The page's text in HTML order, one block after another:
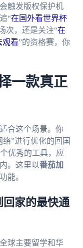
触发版权保护机
“在国外看世界杯
次，还是关注“在
观看”的资格赛，你
一款真正
合这个场景。你
”进行优化的回国
优秀的工具，应
。这里以番茄加
能。
家的最快通
球主要留学和华